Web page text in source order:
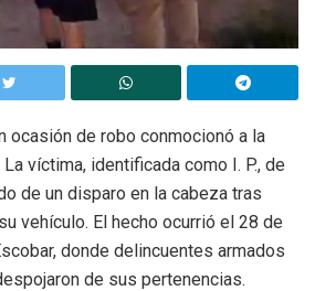
ocasión de robo conmocionó a la
víctima, identificada como I. P., de
de un disparo en la cabeza tras
vehículo. El hecho ocurrió el 28 de
donde delincuentes armados
de sus pertenencias.